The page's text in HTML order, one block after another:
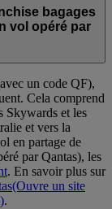
bagages
vol opéré par
un code QF),
Cela comprend
Skywards et les
et vers la
en partage de
par Qantas), les
. En savoir plus sur
(Ouvre un site
.